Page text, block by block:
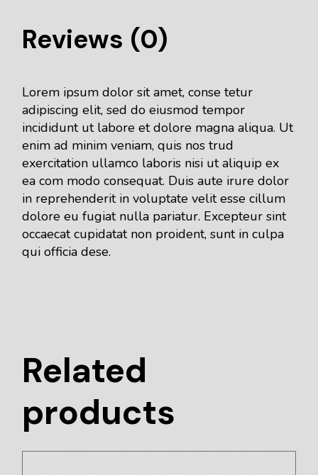
Reviews (0)
Lorem ipsum dolor sit amet, conse tetur
adipiscing elit, sed do eiusmod tempor
incididunt ut labore et dolore magna aliqua. Ut
enim ad minim veniam, quis nos trud
exercitation ullamco laboris nisi ut aliquip ex
ea com modo consequat. Duis aute irure dolor
in reprehenderit in voluptate velit esse cillum
dolore eu fugiat nulla pariatur. Excepteur sint
occaecat cupidatat non proident, sunt in culpa
qui officia dese.
Related
products